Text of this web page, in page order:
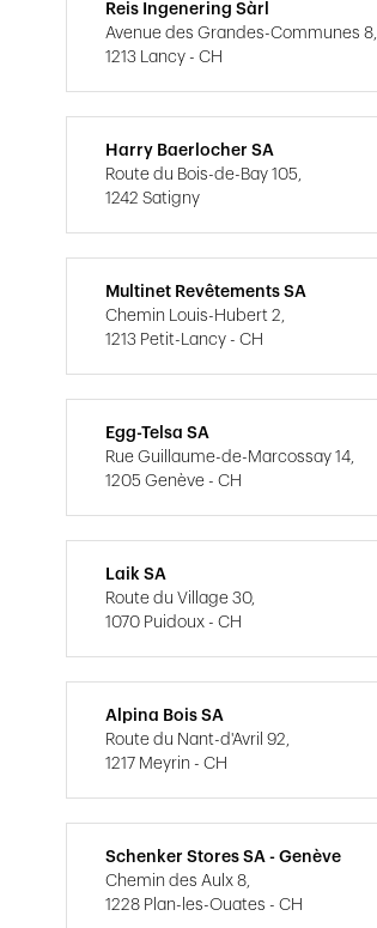
Reis Ingenering Sàrl
Avenue des Grandes-Communes 8,
1213 Lancy - CH
Harry Baerlocher SA
Route du Bois-de-Bay 105,
1242 Satigny
Multinet Revêtements SA
Chemin Louis-Hubert 2,
1213 Petit-Lancy - CH
Egg-Telsa SA
Rue Guillaume-de-Marcossay 14,
1205 Genève - CH
Laik SA
Route du Village 30,
1070 Puidoux - CH
Alpina Bois SA
Route du Nant-d'Avril 92,
1217 Meyrin - CH
Schenker Stores SA - Genève
Chemin des Aulx 8,
1228 Plan-les-Ouates - CH